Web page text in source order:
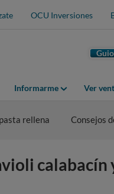
OCU Inversiones
Guio
Informarme Ver
rellena Consejos
calabacín